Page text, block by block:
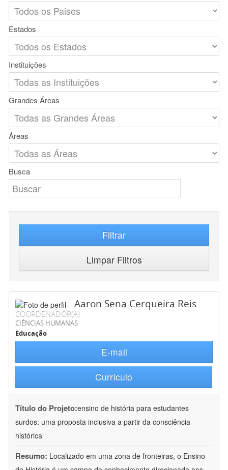
Estados
Instituições
Grandes Áreas
Áreas
Busca
Filtrar
Limpar Filtros
Aaron Sena Cerqueira Reis
COORDENADOR(A)
CIÊNCIAS HUMANAS
Educação
E-mail
Currículo
Título do Projeto:ensino de história para estudantes
surdos: uma proposta inclusiva a partir da consciência
histórica
Resumo: Localizado em uma zona de fronteiras, o Ensino